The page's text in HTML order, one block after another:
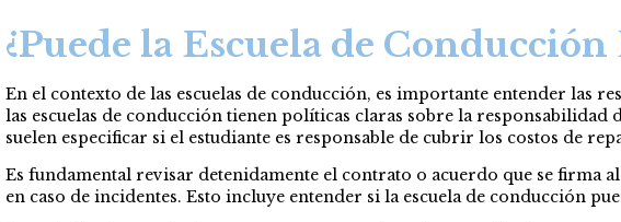
¿Puede la Escuela de
En el contexto de las escuelas de conducción, es importante entender las
las escuelas de conducción tienen políticas claras sobre la responsabilidad
suelen especificar si el estudiante es responsable de cubrir los costos de
Es fundamental revisar detenidamente el contrato o acuerdo que se firma
en caso de incidentes. Esto incluye entender si la escuela de conducción